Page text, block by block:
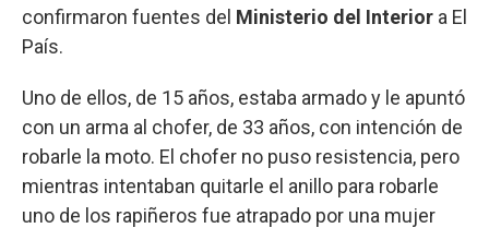
confirmaron fuentes del Ministerio del Interior a El
País.
Uno de ellos, de 15 años, estaba armado y le apuntó
con un arma al chofer, de 33 años, con intención de
robarle la moto. El chofer no puso resistencia, pero
mientras intentaban quitarle el anillo para robarle
uno de los rapiñeros fue atrapado por una mujer